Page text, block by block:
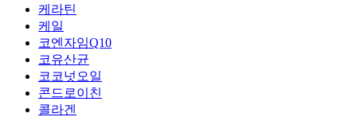
케라틴
케일
코엔자임Q10
코유산균
코코넛오일
콘드로이친
콜라겐